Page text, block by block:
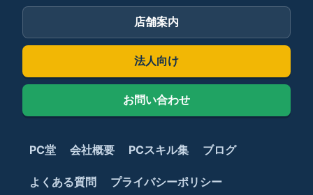
店舗案内
法人向け
お問い合わせ
PC堂 会社概要 PCスキル集 ブログ
よくある質問 プライバシーポリシー